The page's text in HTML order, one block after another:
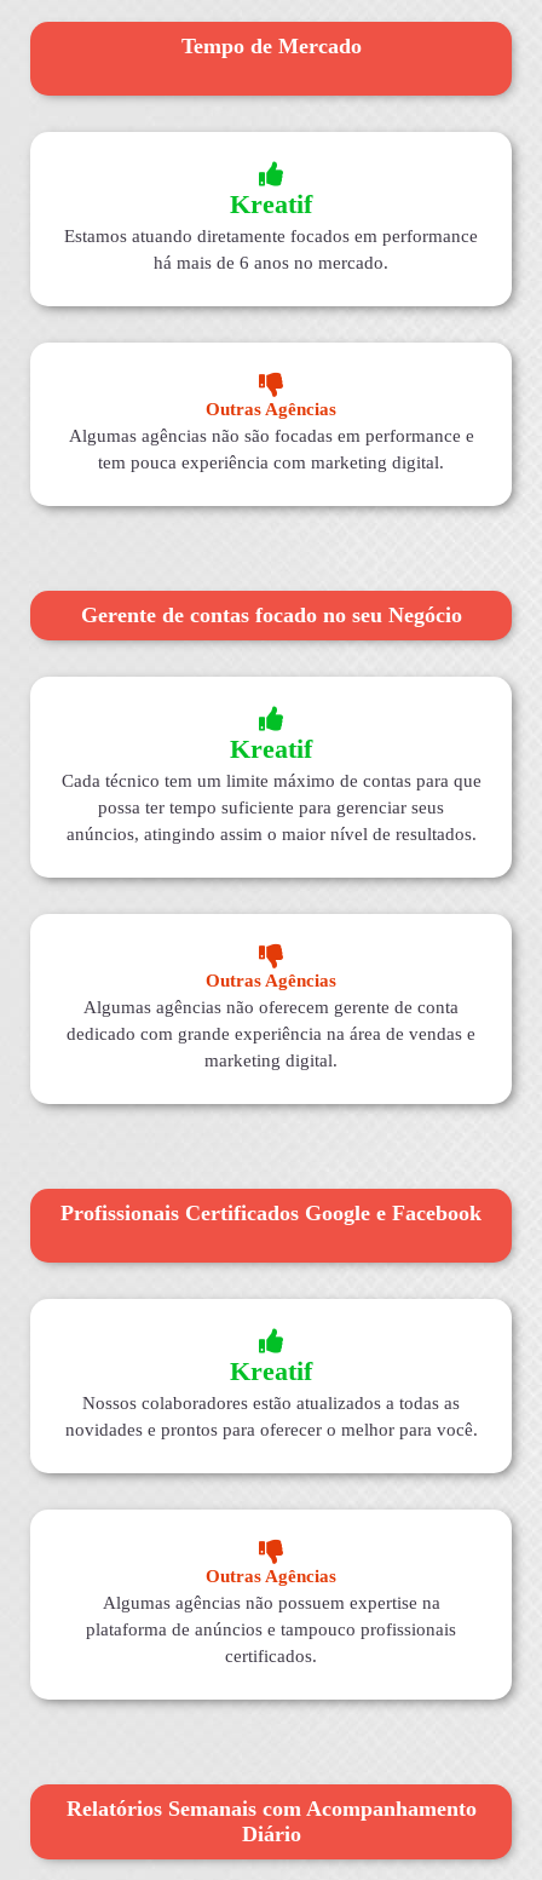
Tempo de Mercado
Kreatif
Estamos atuando diretamente focados em performance
há mais de 6 anos no mercado.
Outras Agências
Algumas agências não são focadas em performance e
tem pouca experiência com marketing digital.
Gerente de contas focado no seu Negócio
Kreatif
Cada técnico tem um limite máximo de contas para que
possa ter tempo suficiente para gerenciar seus
anúncios, atingindo assim o maior nível de resultados.
Outras Agências
Algumas agências não oferecem gerente de conta
dedicado com grande experiência na área de vendas e
marketing digital.
Profissionais Certificados Google e Facebook
Kreatif
Nossos colaboradores estão atualizados a todas as
novidades e prontos para oferecer o melhor para você.
Outras Agências
Algumas agências não possuem expertise na
plataforma de anúncios e tampouco profissionais
certificados.
Relatórios Semanais com Acompanhamento
Diário